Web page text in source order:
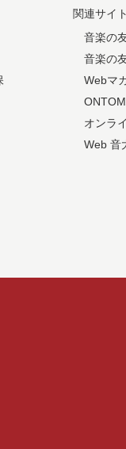
関連サイト
音楽の
音楽の
Webマ
オンラ
Web 音